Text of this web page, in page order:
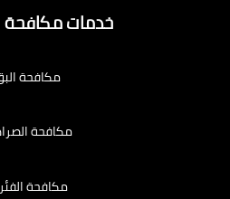
خدمات مكافحة
مكافحة
مكافحة
مكافحة